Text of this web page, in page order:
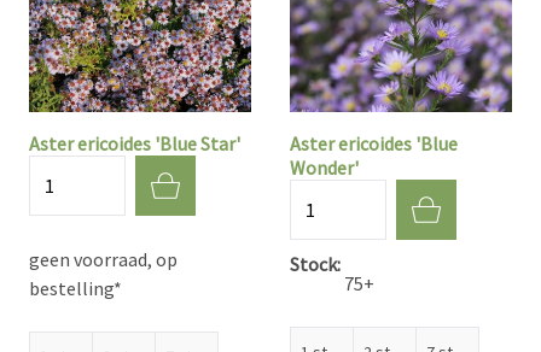
Aster ericoides 'Blue Star'
geen voorraad, op
bestelling*
Aster ericoides 'Blue
Wonder'
Stock
75+